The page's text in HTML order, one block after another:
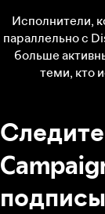
Исполнители,
параллельно с
больше
теми, кто